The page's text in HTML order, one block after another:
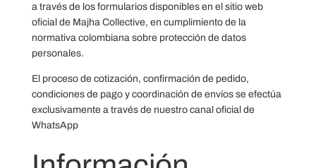
a través de los formularios disponibles en el sitio web
oficial de Majha Collective, en cumplimiento de la
normativa colombiana sobre protección de datos
personales.
El proceso de cotización, confirmación de pedido,
condiciones de pago y coordinación de envíos se efectúa
exclusivamente a través de nuestro canal oficial de
WhatsApp